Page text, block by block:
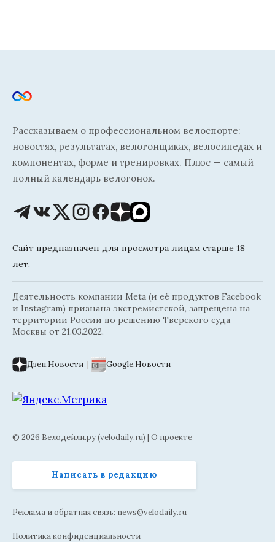
Рассказываем о профессиональном велоспорте:
новостях, результатах, велогонщиках, велосипедах и
компонентах, форме и тренировках. Плюс — самый
полный календарь велогонок.
Сайт предназначен для просмотра лицам старше 18
лет.
Деятельность компании Meta (и её продуктов Facebook
и Instagram) признана экстремистской, запрещена на
территории России по решению Тверского суда
Москвы от 21.03.2022.
Дзен.Новости | Google.Новости
© 2026 Велодейли.ру (velodaily.ru) | О проекте
Написать в редакцию
Реклама и обратная связь: news@velodaily.ru
Политика конфиденциальности